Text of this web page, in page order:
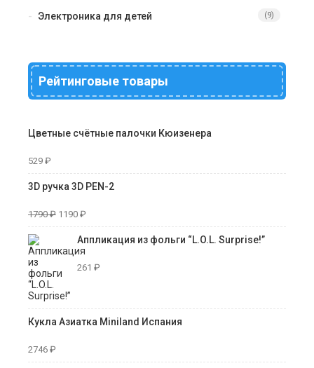
Электроника для детей (9)
Рейтинговые товары
Цветные счётные палочки Кюизенера
529 ₽
3D ручка 3D PEN-2
1790₽ 1190 ₽
Аппликация из фольги “L.O.L. Surprise!”
261 ₽
Кукла Азиатка Miniland Испания
2746 ₽